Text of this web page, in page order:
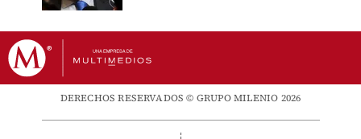
DERECHOS RESERVADOS © GRUPO MILENIO 2026